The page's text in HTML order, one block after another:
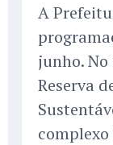
A
junho.
Reserva